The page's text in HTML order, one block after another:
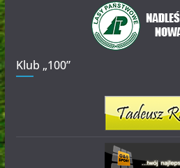
Klub „100”